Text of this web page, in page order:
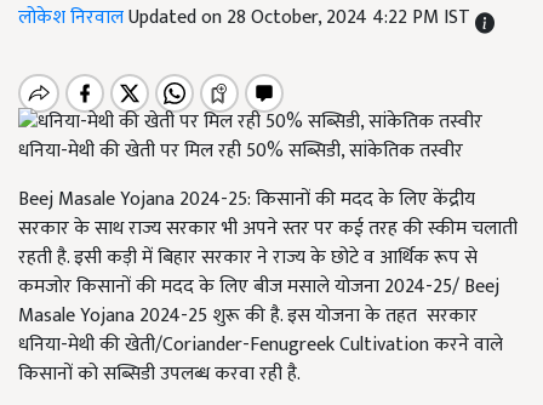
लोकेश निरवालUpdated on 28 October, 2024 4:22 PM IST
धनिया-मेथी की खेती पर मिल रही 50% सब्सिडी, सांकेतिक तस्वीर
Beej Masale Yojana 2024-25: किसानों की मदद के लिए केंद्रीय
सरकार के साथ राज्य सरकार भी अपने स्तर पर कई तरह की स्कीम चलाती
रहती है. इसी कड़ी में बिहार सरकार ने राज्य के छोटे व आर्थिक रूप से
कमजोर किसानों की मदद के लिए बीज मसाले योजना 2024-25/ Beej
Masale Yojana 2024-25 शुरू की है. इस योजना के तहत सरकार
धनिया-मेथी की खेती/Coriander-Fenugreek Cultivation करने वाले
किसानों को सब्सिडी उपलब्ध करवा रही है.